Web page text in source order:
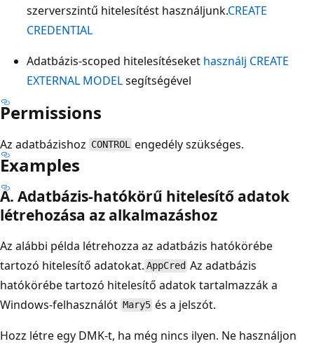
szerverszintű hitelesítést használjunk.CREATE
CREDENTIAL
Adatbázis-scoped hitelesítéseket használj CREATE
EXTERNAL MODELsegítségével
Permissions
Az adatbázishoz CONTROL engedély szükséges.
Examples
A. Adatbázis-hatókörű hitelesítő adatok
létrehozása az alkalmazáshoz
Az alábbi példa létrehozza az adatbázis hatókörébe
tartozó hitelesítő adatokat. AppCred Az adatbázis
hatókörébe tartozó hitelesítő adatok tartalmazzák a
Windows-felhasználót Mary5 és a jelszót.
Hozz létre egy DMK-t, ha még nincs ilyen. Ne használjon